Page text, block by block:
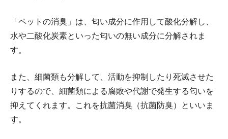
「ペットの消臭」は、匂い成分に作用して酸化分解し、
水や二酸化炭素といった匂いの無い成分に分解されま
す。
また、細菌類も分解して、活動を抑制したり死滅させた
りするので、細菌類による腐敗や代謝で発生する匂いを
抑えてくれます。これを抗菌消臭（抗菌防臭）といいま
す。